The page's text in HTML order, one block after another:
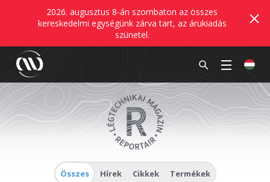
2026. augusztus 8-án szombaton az összes
kereskedelmi egységünk zárva tart, az árukiadás
szünetel.
Összes Hírek Cikkek Termékek